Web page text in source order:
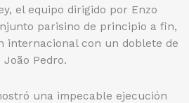
el equipo dirigido por Enzo
parisino de principio a fin,
internacional con un doblete de
Pedro.
una impecable ejecución